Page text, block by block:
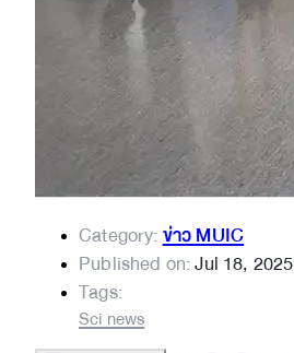
Category:ข่าว MUIC
Published on:Jul 18, 2025
Tags:
Sci news